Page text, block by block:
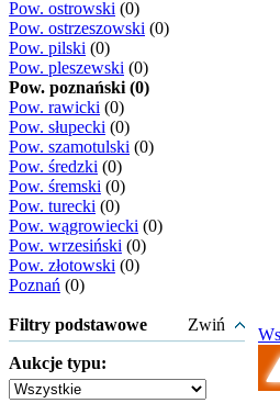
Pow. ostrowski (0)
Pow. ostrzeszowski (0)
Pow. pilski (0)
Pow. pleszewski (0)
Pow. poznański (0)
Pow. rawicki (0)
Pow. słupecki (0)
Pow. szamotulski (0)
Pow. średzki (0)
Pow. śremski (0)
Pow. turecki (0)
Pow. wągrowiecki (0)
Pow. wrzesiński (0)
Pow. złotowski (0)
Poznań (0)
Filtry podstawowe Zwiń
Aukcje typu: